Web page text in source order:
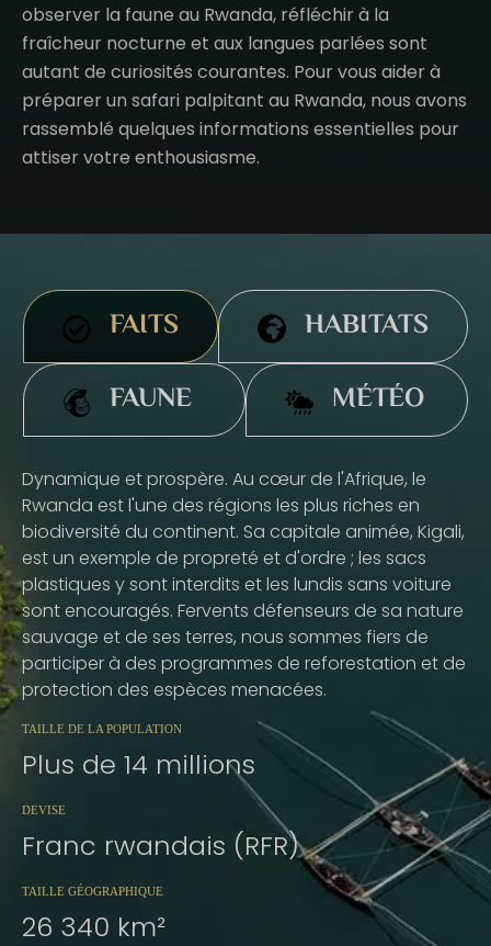
observer la faune au Rwanda, réfléchir à la
fraîcheur nocturne et aux langues parlées sont
autant de curiosités courantes. Pour vous aider à
préparer un safari palpitant au Rwanda, nous avons
rassemblé quelques informations essentielles pour
attiser votre enthousiasme.
FAITS
HABITATS
FAUNE
MÉTÉO
Dynamique et prospère. Au cœur de l'Afrique, le
Rwanda est l'une des régions les plus riches en
biodiversité du continent. Sa capitale animée, Kigali,
est un exemple de propreté et d'ordre ; les sacs
plastiques y sont interdits et les lundis sans voiture
sont encouragés. Fervents défenseurs de sa nature
sauvage et de ses terres, nous sommes fiers de
participer à des programmes de reforestation et de
protection des espèces menacées.
TAILLE DE LA POPULATION
Plus de 14 millions
DEVISE
Franc rwandais (RFR)
TAILLE GÉOGRAPHIQUE
26 340 km²